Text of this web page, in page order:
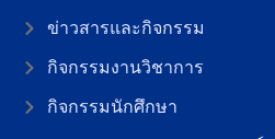
ข่าวสารและกิจกรรม
กิจกรรมงานวิชาการ
กิจกรรมนักศึกษา